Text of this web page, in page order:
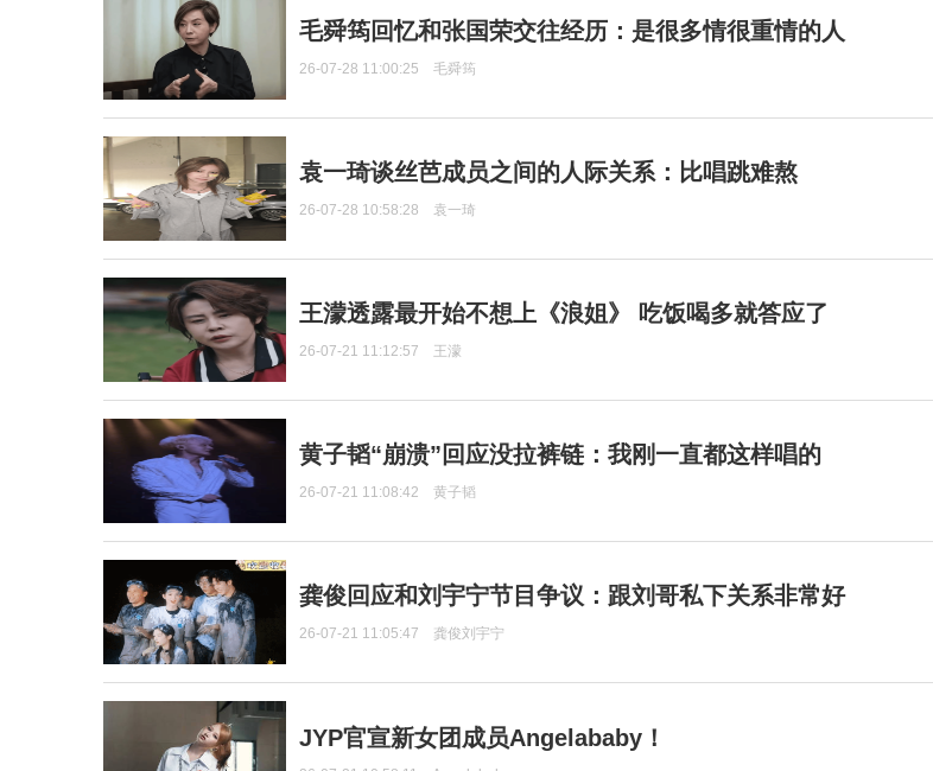
毛舜筠回忆和张国荣交往经历：是很多情很重情的人
26-07-28 11:00:25 毛舜筠
袁一琦谈丝芭成员之间的人际关系：比唱跳难熬
26-07-28 10:58:28 袁一琦
王濛透露最开始不想上《浪姐》 吃饭喝多就答应了
26-07-21 11:12:57 王濛
黄子韬“崩溃”回应没拉裤链：我刚一直都这样唱的
26-07-21 11:08:42 黄子韬
龚俊回应和刘宇宁节目争议：跟刘哥私下关系非常好
26-07-21 11:05:47 龚俊刘宇宁
JYP官宣新女团成员Angelababy！